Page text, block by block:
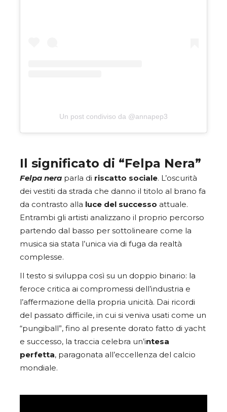
Un post condiviso da @annapep3
Il significato di “Felpa Nera”
Felpa nera parla di riscatto sociale. L’oscurità
dei vestiti da strada che danno il titolo al brano fa
da contrasto alla luce del successo attuale.
Entrambi gli artisti analizzano il proprio percorso
partendo dal basso per sottolineare come la
musica sia stata l’unica via di fuga da realtà
complesse.
Il testo si sviluppa così su un doppio binario: la
feroce critica ai compromessi dell’industria e
l’affermazione della propria unicità. Dai ricordi
del passato difficile, in cui si veniva usati come un
“pungiball”, fino al presente dorato fatto di yacht
e successo, la traccia celebra un’intesa
perfetta, paragonata all’eccellenza del calcio
mondiale.